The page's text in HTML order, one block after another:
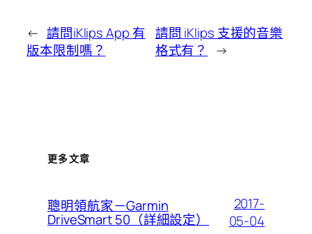
← 請問iKlips App 有
版本限制嗎？
請問 iKlips 支援的音樂
格式有？
→
更多文章
聰明領航家－Garmin
DriveSmart 50（詳細設定）
2017-
05-04